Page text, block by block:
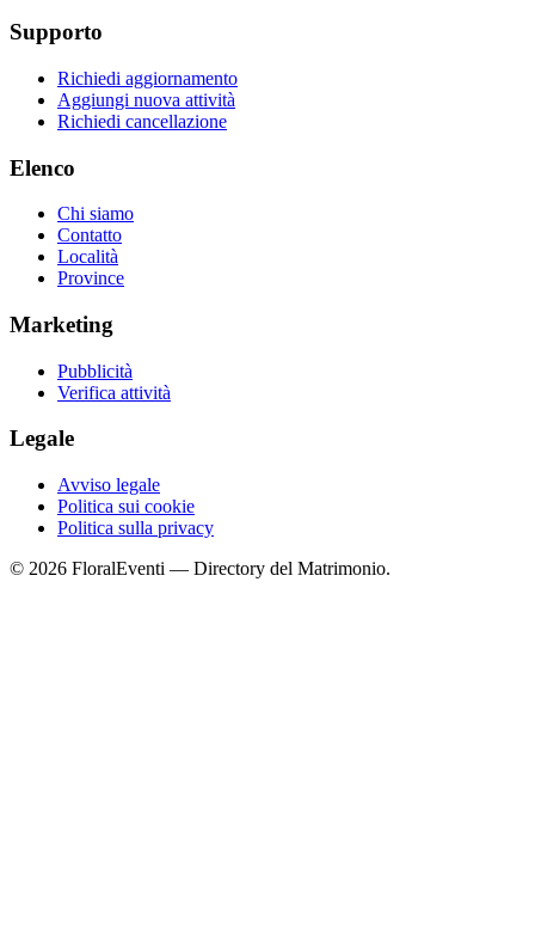
Supporto
Richiedi aggiornamento
Aggiungi nuova attività
Richiedi cancellazione
Elenco
Chi siamo
Contatto
Località
Province
Marketing
Pubblicità
Verifica attività
Legale
Avviso legale
Politica sui cookie
Politica sulla privacy
© 2026 FloralEventi — Directory del Matrimonio.